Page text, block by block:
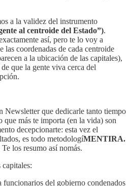
a la validez del instrumento
al centroide del Estado”).
así, pero te lo voy a
coordenadas de cada centroide
a la ubicación de las capitales),
que la gente viva cerca del
Newsletter que dedicarle tanto tiempo
que más te importa (en la vida) son
decepcionarte: esta vez el
es todo metodologíMENTIRA.
los resumo así nomás.
capitales:
funcionarios del gobierno condenados